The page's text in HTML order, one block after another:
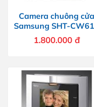
Camera chuông cửa
Samsung SHT-
1.800.000 đ